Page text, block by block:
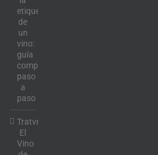
etiqueta
de
un
vino:
guía
completa
paso
a
paso
Tratvm:
El
Vino